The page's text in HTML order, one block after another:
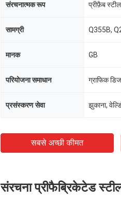
संरचनात्मक रूप प्रीफ़ैब
सामग्री Q355B,
मानक GB
परियोजना समाधान
प्रसंस्करण सेवा झुकाना,
सबसे अच्छी कीमत
संरचना प्रीफैब्रिकेटेड